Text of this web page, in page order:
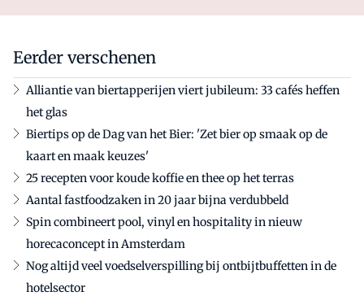
Eerder verschenen
Alliantie van biertapperijen viert jubileum: 33 cafés heffen
het glas
Biertips op de Dag van het Bier: 'Zet bier op smaak op de
kaart en maak keuzes'
25 recepten voor koude koffie en thee op het terras
Aantal fastfoodzaken in 20 jaar bijna verdubbeld
Spin combineert pool, vinyl en hospitality in nieuw
horecaconcept in Amsterdam
Nog altijd veel voedselverspilling bij ontbijtbuffetten in de
hotelsector